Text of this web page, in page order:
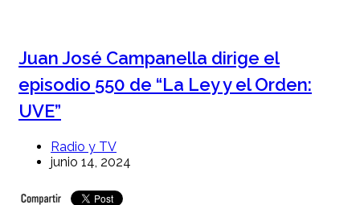
Juan José Campanella dirige el
episodio 550 de “La Ley y el Orden:
UVE”
Radio y TV
junio 14, 2024